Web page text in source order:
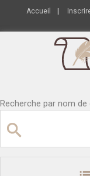
Accueil
Recherche par nom de